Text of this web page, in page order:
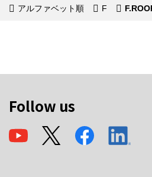
アルファベット順
F
Follow us